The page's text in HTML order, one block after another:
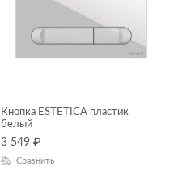
Кнопка ESTETICA пластик
белый
3 549 ₽
Сравнить